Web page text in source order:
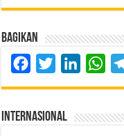
Bagikan
FacebookTwitterLinkedIn
Internasional